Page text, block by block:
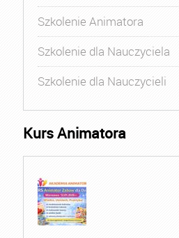
Szkolenie Animatora
Szkolenie dla Nauczyciela
Szkolenie dla Nauczycieli
Kurs Animatora